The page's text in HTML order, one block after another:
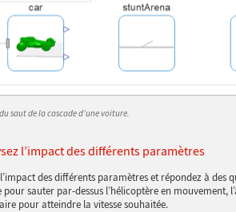
saut de la cascade d’une voiture.
l’impact des différents paramètres
des différents paramètres et répondez à des
pour sauter par-dessus l’hélicoptère en mouvement,
pour atteindre la vitesse souhaitée.